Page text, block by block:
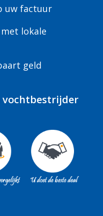
uw factuur
lokale
geld
vochtbestrijder